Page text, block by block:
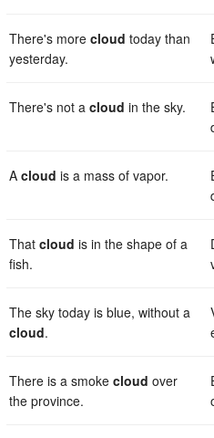
There's more cloud today than
yesterday.
There's not a cloud in the sky.
A cloud is a mass of vapor.
That cloud is in the shape of a
fish.
The sky today is blue, without a
cloud.
There is a smoke cloud over
the province.